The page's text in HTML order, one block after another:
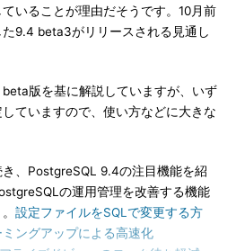
いることが理由だそうです。10月前
9.4 beta3がリリースされる見通し
版を基に解説していますが、いず
ていますので、使い方などに大きな
き、PostgreSQL 9.4の注目機能を紹
の運用管理を改善する機能
設定ファイルをSQLで変更する方
ングアップによる高速化